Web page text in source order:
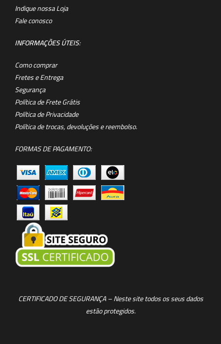
Indique nossa Loja
Fale conosco
INFORMAÇÕES ÚTEIS:
Como comprar
Fretes e Entrega
Segurança
Política de Frete Grátis
Política de Privacidade
Política de trocas, devoluções e reembolso.
FORMAS DE PAGAMENTO:
CERTIFICADO DE SEGURANÇA – Neste site todos os seus dados
estão protegidos.